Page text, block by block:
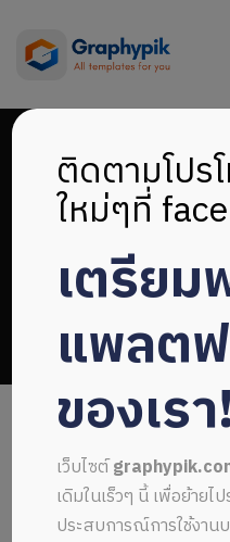
ปกสวยงาม
ALL MUSIC FROM ปกสวย
ติดตามโปร
ใหม่ๆที่
เตรีย
แพลต
ของเรา!
เว็บไซต์
เดิมในเร็วๆ นี้ เพื่อย้ายไ
ประสบการณ์การใช้งา